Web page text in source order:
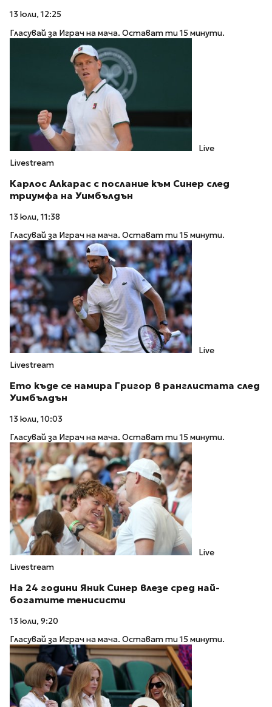
13 юли, 12:25
Гласувай за Играч на мача. Остават ти 15 минути.
Live
Livestream
Карлос Алкарас с послание към Синер след
триумфа на Уимбълдън
13 юли, 11:38
Гласувай за Играч на мача. Остават ти 15 минути.
Live
Livestream
Ето къде се намира Григор в ранглистата след
Уимбълдън
13 юли, 10:03
Гласувай за Играч на мача. Остават ти 15 минути.
Live
Livestream
На 24 години Яник Синер влезе сред най-
богатите тенисисти
13 юли, 9:20
Гласувай за Играч на мача. Остават ти 15 минути.